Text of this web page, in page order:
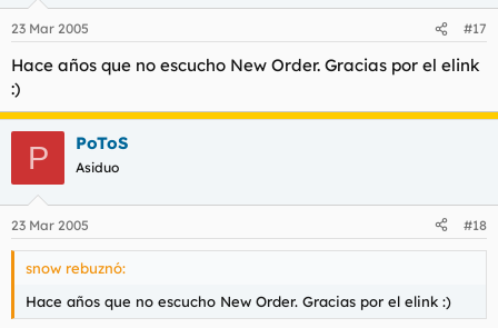
23 Mar 2005 #17
Hace años que no escucho New Order. Gracias por el elink
:)
P PoToS
Asiduo
23 Mar 2005 #18
snow rebuznó:
Hace años que no escucho New Order. Gracias por el elink :)